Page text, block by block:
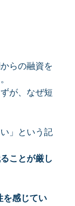
らの融資を
が、なぜ短
」という記
ことが厳し
を感じてい